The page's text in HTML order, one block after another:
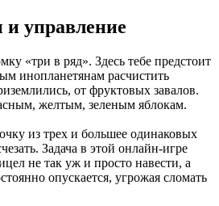
управление
«три в ряд». Здесь тебе предстоит
инопланетянам расчистить
от фруктовых завалов.
желтым, зеленым яблокам.
из трех и большее одинаковых
Задача в этой онлайн-игре
не так уж и просто навести, а
опускается, угрожая сломать